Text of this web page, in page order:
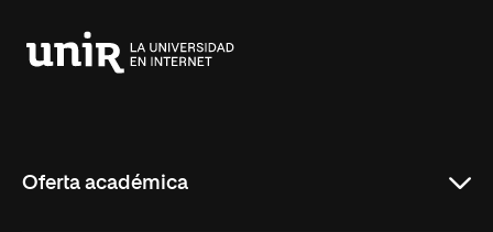
Oferta académica